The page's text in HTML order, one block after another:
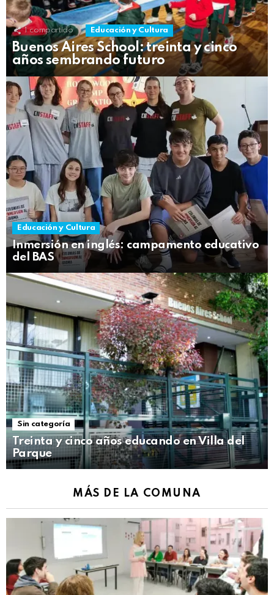
1 compartido Educación y Cultura
Buenos Aires School: treinta y cinco
años sembrando futuro
Educación y Cultura
Inmersión en inglés: campamento educativo
del BAS
Sin categoría
Treinta y cinco años educando en Villa del
Parque
MÁS DE LA COMUNA